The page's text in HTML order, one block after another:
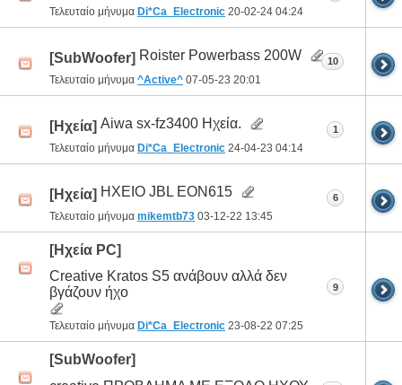
Τελευταίο μήνυμα Di*Ca_Electronic 20-02-24 04:24
[SubWoofer] Roister Powerbass 200W
Τελευταίο μήνυμα ^Active^ 07-05-23 20:01
10
[Ηχεία] Aiwa sx-fz3400 Ηχεία.
Τελευταίο μήνυμα Di*Ca_Electronic 24-04-23 04:14
1
[Ηχεία] ΗΧΕΙΟ JBL EON615
Τελευταίο μήνυμα mikemtb73 03-12-22 13:45
6
[Ηχεία PC]
Creative Kratos S5 ανάβουν αλλά δεν
βγάζουν ήχο
Τελευταίο μήνυμα Di*Ca_Electronic 23-08-22 07:25
9
[SubWoofer]